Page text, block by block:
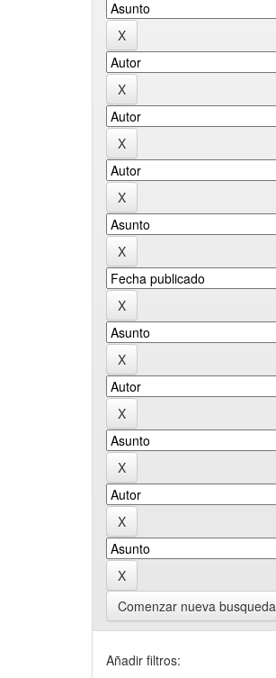
Comenzar nueva busqueda
Añadir filtros: